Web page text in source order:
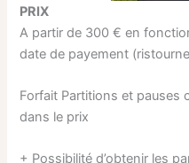
PRIX
A partir de 300 € en
date de payement
Forfait Partitions et
dans le prix
+ Possibilité d’obtenir les